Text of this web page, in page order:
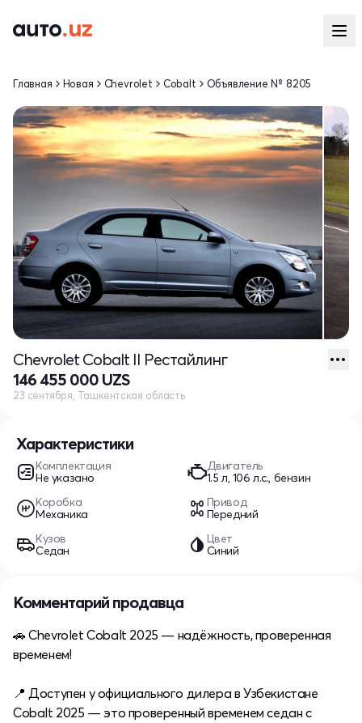
Характеристики
Комплектация
Не указано
Двигатель
1.5 л, 106 л.с., бензин
Коробка
Механика
Привод
Передний
Кузов
Седан
Цвет
Синий
Главная Новая Chevrolet Cobalt Объявление № 8205
Chevrolet Cobalt II Рестайлинг
146 455 000 UZS
23 сентября, Ташкентская область
Комментарий продавца
🚗 Chevrolet Cobalt 2025 — надёжность, проверенная
временем!
📍 Доступен у официального дилера в Узбекистане
Cobalt 2025 — это проверенный временем седан с